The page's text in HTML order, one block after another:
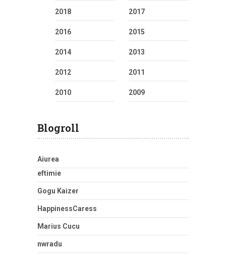
2018 2017
2016 2015
2014 2013
2012 2011
2010 2009
Blogroll
Aiurea
eftimie
Gogu Kaizer
HappinessCaress
Marius Cucu
nwradu